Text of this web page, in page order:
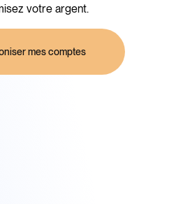
votre argent.
mes comptes